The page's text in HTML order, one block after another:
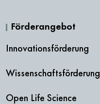
Förderangebot
Innovationsförderung
Wissenschaftsförderung
Open Life Science